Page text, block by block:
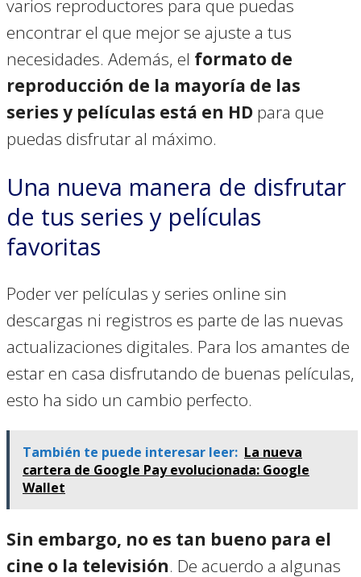
varios reproductores para que puedas
encontrar el que mejor se ajuste a tus
necesidades. Además, el formato de
reproducción de la mayoría de las
series y películas está en HD para que
puedas disfrutar al máximo.
Una nueva manera de disfrutar
de tus series y películas
favoritas
Poder ver películas y series online sin
descargas ni registros es parte de las nuevas
actualizaciones digitales. Para los amantes de
estar en casa disfrutando de buenas películas,
esto ha sido un cambio perfecto.
También te puede interesar leer: La nueva
cartera de Google Pay evolucionada: Google
Wallet
Sin embargo, no es tan bueno para el
cine o la televisión. De acuerdo a algunas